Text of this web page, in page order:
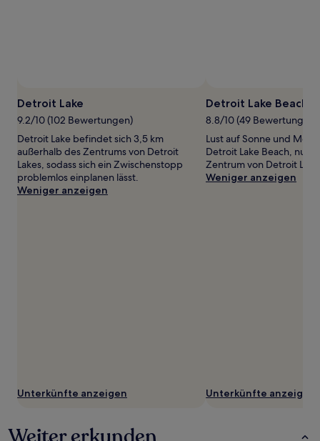
ändern.
Es
können
zusätzliche
Bedingungen
gelten.
Detroit Lake
9.2/10 (102 Bewertungen)
Detroit Lake befindet sich 3,5 km
außerhalb des Zentrums von Detroit
Lakes, sodass sich ein Zwischenstopp
problemlos einplanen lässt.
Weniger anzeigen
Unterkünfte anzeigen
Detroit Lake Beach
8.8/10 (49 Bewertungen)
Lust auf Sonne und
Detroit Lake Beach, nur
Zentrum von Detroit
Weniger anzeigen
Unterkünfte anzeigen